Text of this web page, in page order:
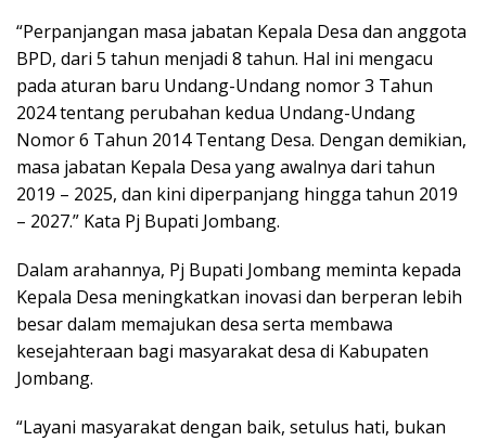
“Perpanjangan masa jabatan Kepala Desa dan anggota
BPD, dari 5 tahun menjadi 8 tahun. Hal ini mengacu
pada aturan baru Undang-Undang nomor 3 Tahun
2024 tentang perubahan kedua Undang-Undang
Nomor 6 Tahun 2014 Tentang Desa. Dengan demikian,
masa jabatan Kepala Desa yang awalnya dari tahun
2019 – 2025, dan kini diperpanjang hingga tahun 2019
– 2027.” Kata Pj Bupati Jombang.
Dalam arahannya, Pj Bupati Jombang meminta kepada
Kepala Desa meningkatkan inovasi dan berperan lebih
besar dalam memajukan desa serta membawa
kesejahteraan bagi masyarakat desa di Kabupaten
Jombang.
“Layani masyarakat dengan baik, setulus hati, bukan